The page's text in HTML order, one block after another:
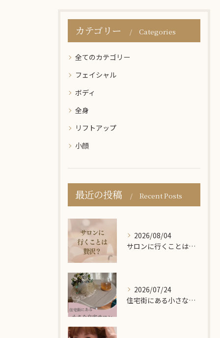
カテゴリー Categories
全てのカテゴリー
フェイシャル
ボディ
全身
リフトアップ
小顔
最近の投稿 Recent Posts
2026/08/04
サロンに行くことは、贅沢だと思っていました
2026/07/24
住宅街にある小さな自宅サロン！